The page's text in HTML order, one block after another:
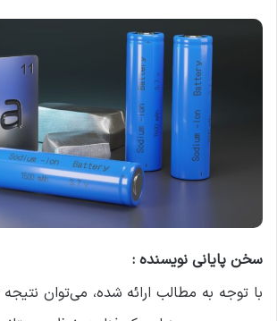
سخن پایانی نویسنده :
با توجه به مطالب ارائه شده، می‌توان